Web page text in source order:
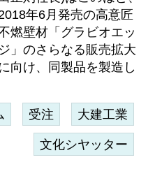
年6月発売の高意匠
燃壁材「グラビオエッ
ジ」のさらなる販売拡大
向け、同製品を製造し
受注 大建工業
文化シヤッター